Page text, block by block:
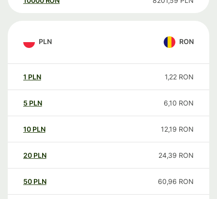
PLN RON
1 PLN 1,22 RON
5 PLN 6,10 RON
10 PLN 12,19 RON
20 PLN 24,39 RON
50 PLN 60,96 RON